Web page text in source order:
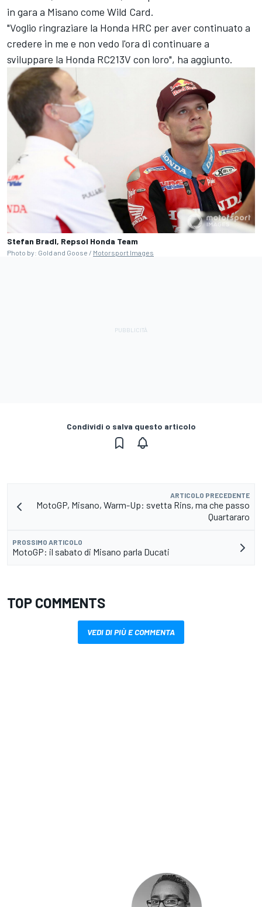
in gara a Misano come Wild Card.
"Voglio ringraziare la Honda HRC per aver continuato a
credere in me e non vedo l'ora di continuare a
sviluppare la Honda RC213V con loro", ha aggiunto.
Stefan Bradl, Repsol Honda Team
Photo by: Gold and Goose / Motorsport Images
Condividi o salva questo articolo
ARTICOLO PRECEDENTE
MotoGP, Misano, Warm-Up: svetta Rins, ma che passo
Quartararo
PROSSIMO ARTICOLO
MotoGP: il sabato di Misano parla Ducati
TOP COMMENTS
VEDI DI PIÙ E COMMENTA